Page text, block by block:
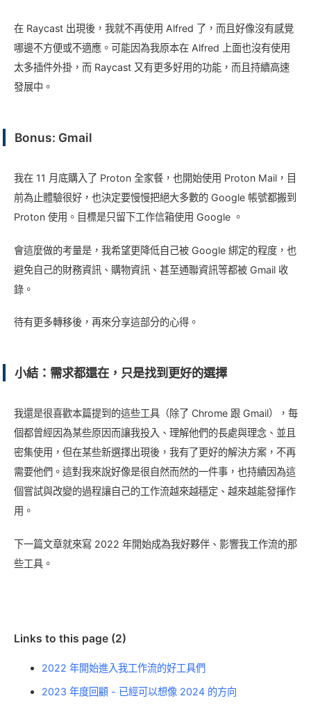
在 Raycast 出現後，我就不再使用 Alfred 了，而且好像沒有感覺
哪邊不方便或不適應。可能因為我原本在 Alfred 上面也沒有使用
太多插件外掛，而 Raycast 又有更多好用的功能，而且持續高速
發展中。
Bonus: Gmail
我在 11 月底購入了 Proton 全家餐，也開始使用 Proton Mail，目
前為止體驗很好，也決定要慢慢把絕大多數的 Google 帳號都搬到
Proton 使用。目標是只留下工作信箱使用 Google 。
會這麼做的考量是，我希望更降低自己被 Google 綁定的程度，也
避免自己的財務資訊、購物資訊、甚至通聯資訊等都被 Gmail 收
錄。
待有更多轉移後，再來分享這部分的心得。
小結：需求都還在，只是找到更好的選擇
我還是很喜歡本篇提到的這些工具（除了 Chrome 跟 Gmail），每
個都曾經因為某些原因而讓我投入、理解他們的長處與理念、並且
密集使用，但在某些新選擇出現後，我有了更好的解決方案，不再
需要他們。這對我來說好像是很自然而然的一件事，也持續因為這
個嘗試與改變的過程讓自己的工作流越來越穩定、越來越能發揮作
用。
下一篇文章就來寫 2022 年開始成為我好夥伴、影響我工作流的那
些工具。
Links to this page (2)
2022 年開始進入我工作流的好工具們
2023 年度回顧 - 已經可以想像 2024 的方向